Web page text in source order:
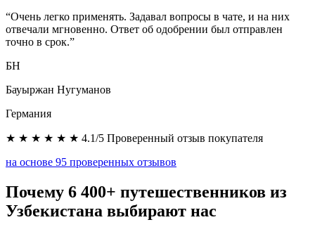
“Очень легко применять. Задавал вопросы в чате, и на них
отвечали мгновенно. Ответ об одобрении был отправлен
точно в срок.”
БН
Бауыржан Нугуманов
Германия
★ ★ ★ ★ ★ ★ 4.1/5 Проверенный отзыв покупателя
на основе 95 проверенных отзывов
Почему 6 400+ путешественников из
Узбекистана выбирают нас